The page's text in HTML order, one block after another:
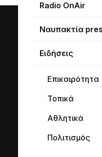
Radio OnAir
Ναυπακτία
Ειδήσεις
Επικαιρότητα
Τοπικά
Αθλητικά
Πολιτισμός